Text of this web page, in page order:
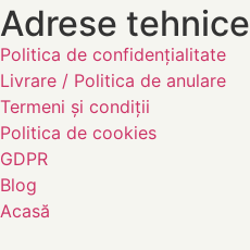
Adrese tehnice
Politica de confidențialitate
Livrare / Politica de anulare
Termeni și condiții
Politica de cookies
GDPR
Blog
Acasă